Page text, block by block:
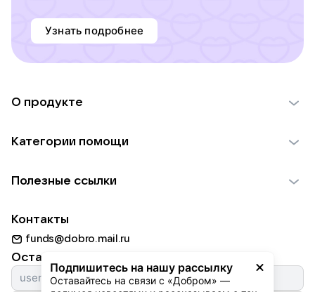
Узнать подробнее
Подпишитесь на нашу рассылку
Оставайтесь на связи с «Добром» —
О продукте
Использование материалов
Для НКО
Партнерам
Категории помощи
Пожилым
Животным
Природе
Культуре
Полезные ссылки
Добрый день
Истории
Контакты
funds@dobro.mail.ru
Оставайтесь с нами